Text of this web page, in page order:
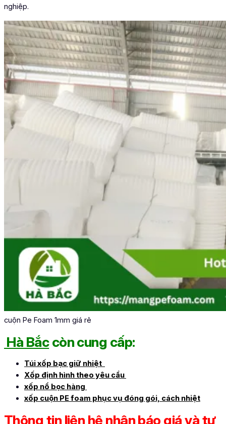
nghiệp.
cuộn Pe Foam 1mm giá rẻ
Hà Bắccòn cung cấp:
Túi xốp bạc giữ nhiệt
Xốp định hình theo yêu cầu
xốp nổ bọc hàng
xốp cuộn PE foam phục vụ đóng gói, cách nhiệt
Thông tin liên hệ nhận báo giá và tư